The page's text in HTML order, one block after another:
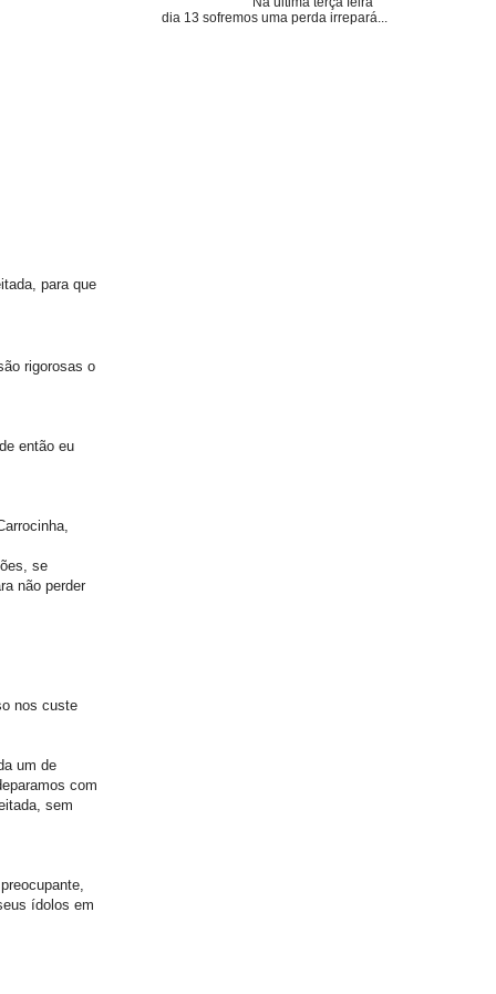
para que
rigorosas o
então eu
se
não perder
nos custe
um de
com
sem
ídolos em
dia 13 sofremos uma perda irrepará...